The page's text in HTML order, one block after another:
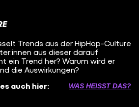
Trends aus der HipHop-Culture
aus dieser darauf
ein Trend her? Warum wird er
die Auswirkungen?
es auch hier:
WAS HEISST DAS?